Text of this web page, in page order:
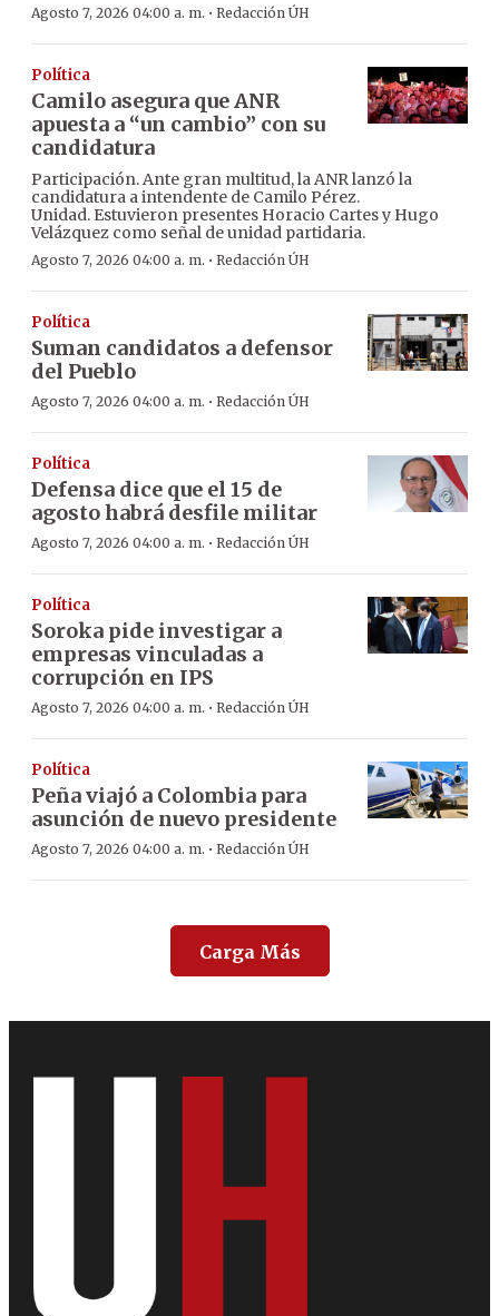
Agosto 7, 2026 04:00 a. m. · Redacción ÚH
Política
Camilo asegura que ANR
apuesta a “un cambio” con su
candidatura
Participación. Ante gran multitud, la ANR lanzó la
candidatura a intendente de Camilo Pérez.
Unidad. Estuvieron presentes Horacio Cartes y Hugo
Velázquez como señal de unidad partidaria.
Agosto 7, 2026 04:00 a. m. · Redacción ÚH
Política
Suman candidatos a defensor
del Pueblo
Agosto 7, 2026 04:00 a. m. · Redacción ÚH
Política
Defensa dice que el 15 de
agosto habrá desfile militar
Agosto 7, 2026 04:00 a. m. · Redacción ÚH
Política
Soroka pide investigar a
empresas vinculadas a
corrupción en IPS
Agosto 7, 2026 04:00 a. m. · Redacción ÚH
Política
Peña viajó a Colombia para
asunción de nuevo presidente
Agosto 7, 2026 04:00 a. m. · Redacción ÚH
Carga Más